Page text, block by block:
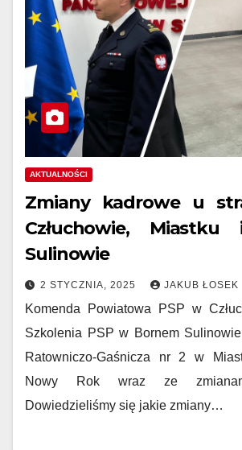
AKTUALNOŚCI
Zmiany kadrowe u
Człuchowie,
Sulinowie
2 STYCZNIA, 2025 JAKUB ŁOSEK
Komenda Powiatowa PSP w
Szkolenia PSP w Bornem
Ratowniczo-Gaśnicza nr 2 w
Nowy Rok wraz ze
Dowiedzieliśmy się jakie zmiany…